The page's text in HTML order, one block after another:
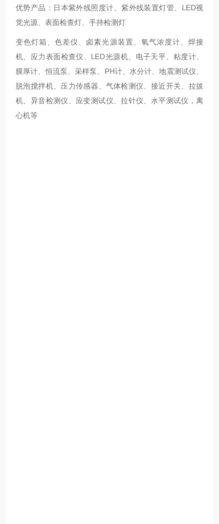
优势产品：日本紫外线照度计、紫外线装置灯管、LED视
觉光源、表面检查灯、手持检测灯
变色灯箱、色差仪、卤素光源装置、氧气浓度计、焊接
机、应力表面检查仪、LED光源机、电子天平、粘度计、
膜厚计、恒流泵、采样泵、PH计、水分计、地震测试仪、
脱泡搅拌机、压力传感器、气体检测仪、接近开关、拉拔
机、异音检测仪、应变测试仪、拉针仪、水平测试仪，离
心机等